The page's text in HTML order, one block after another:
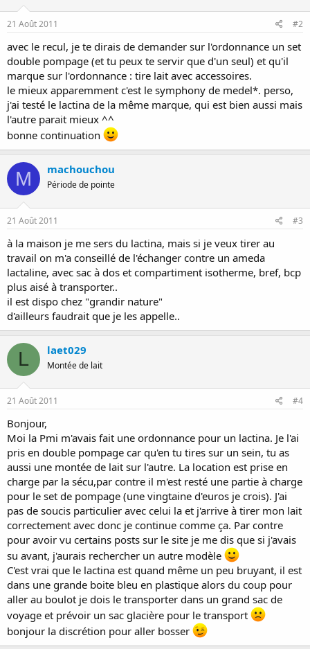
21 Août 2011 #2
avec le recul, je te dirais de demander sur l'ordonnance un set
double pompage (et tu peux te servir que d'un seul) et qu'il
marque sur l'ordonnance : tire lait avec accessoires.
le mieux apparemment c'est le symphony de medel*. perso,
j'ai testé le lactina de la même marque, qui est bien aussi mais
l'autre parait mieux ^^
bonne continuation
M machouchou
Période de pointe
21 Août 2011 #3
à la maison je me sers du lactina, mais si je veux tirer au
travail on m'a conseillé de l'échanger contre un ameda
lactaline, avec sac à dos et compartiment isotherme, bref, bcp
plus aisé à transporter..
il est dispo chez "grandir nature"
d'ailleurs faudrait que je les appelle..
L laet029
Montée de lait
21 Août 2011 #4
Bonjour,
Moi la Pmi m'avais fait une ordonnance pour un lactina. Je l'ai
pris en double pompage car qu'en tu tires sur un sein, tu as
aussi une montée de lait sur l'autre. La location est prise en
charge par la sécu,par contre il m'est resté une partie à charge
pour le set de pompage (une vingtaine d'euros je crois). J'ai
pas de soucis particulier avec celui la et j'arrive à tirer mon lait
correctement avec donc je continue comme ça. Par contre
pour avoir vu certains posts sur le site je me dis que si j'avais
su avant, j'aurais rechercher un autre modèle
C'est vrai que le lactina est quand même un peu bruyant, il est
dans une grande boite bleu en plastique alors du coup pour
aller au boulot je dois le transporter dans un grand sac de
voyage et prévoir un sac glacière pour le transport
bonjour la discrétion pour aller bosser